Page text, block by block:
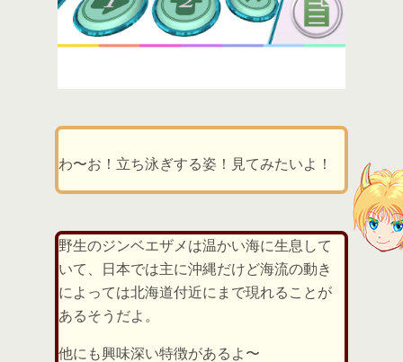
わ〜お！立ち泳ぎする姿！見てみたいよ！
野生のジンベエザメは温かい海に生息して
いて、日本では主に沖縄だけど海流の動き
によっては北海道付近にまで現れることが
あるそうだよ。
他にも興味深い特徴があるよ〜